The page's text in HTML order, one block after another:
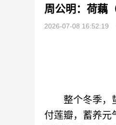
周公明：荷藕
2026-07-08 16:52:19
整个冬季，蛰
付莲瓣，蓄养元